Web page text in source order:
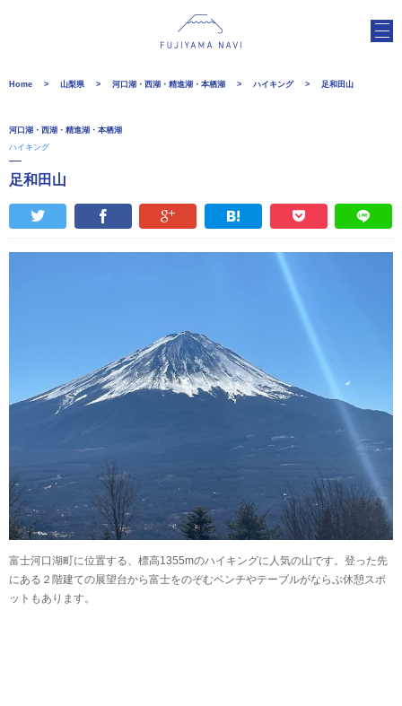
Home 山梨県 河口湖・西湖・精進湖・本栖湖 ハイキング 足和田山
河口湖・西湖・精進湖・本栖湖
ハイキング
足和田山
富士河口湖町に位置する、標高1355mのハイキングに人気の山です。登った先
にある２階建ての展望台から富士をのぞむベンチやテーブルがならぶ休憩スポ
ットもあります。